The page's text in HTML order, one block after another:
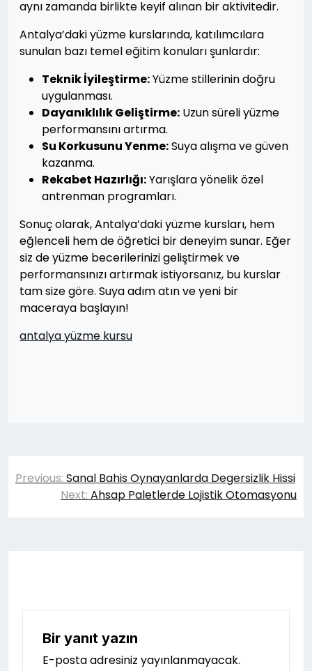
aynı zamanda birlikte keyif alınan bir aktivitedir.
Antalya’daki yüzme kurslarında, katılımcılara
sunulan bazı temel eğitim konuları şunlardır:
Teknik İyileştirme:Yüzme stillerinin doğru
uygulanması.
Dayanıklılık Geliştirme: Uzun süreli yüzme
performansını artırma.
Su Korkusunu Yenme:Suya alışma ve güven
kazanma.
Rekabet Hazırlığı:Yarışlara yönelik özel
antrenman programları.
Sonuç olarak, Antalya’daki yüzme kursları, hem
eğlenceli hem de öğretici bir deneyim sunar. Eğer
siz de yüzme becerilerinizi geliştirmek ve
performansınızı artırmak istiyorsanız, bu kurslar
tam size göre. Suya adım atın ve yeni bir
maceraya başlayın!
antalya yüzme kursu
Yazı
gezinmesi
Previous: Sanal Bahis Oynayanlarda Degersizlik Hissi
Next: Ahsap Paletlerde Lojistik Otomasyonu
Bir yanıt yazın
E-posta adresiniz yayınlanmayacak.